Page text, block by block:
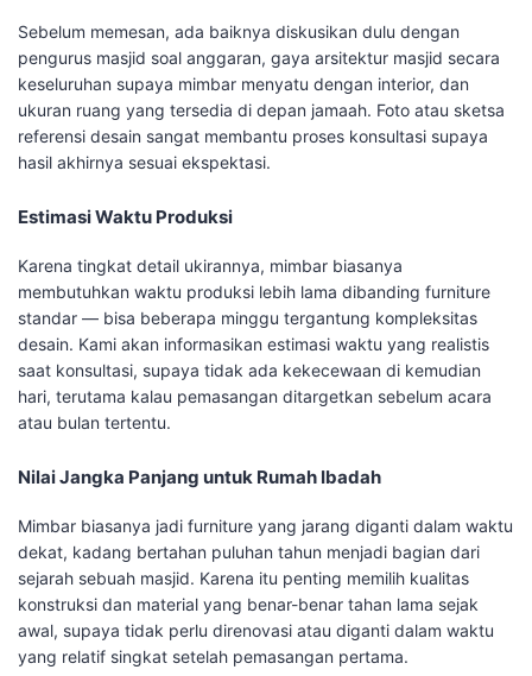
Sebelum memesan, ada baiknya diskusikan dulu dengan
pengurus masjid soal anggaran, gaya arsitektur masjid secara
keseluruhan supaya mimbar menyatu dengan interior, dan
ukuran ruang yang tersedia di depan jamaah. Foto atau sketsa
referensi desain sangat membantu proses konsultasi supaya
hasil akhirnya sesuai ekspektasi.
Estimasi Waktu Produksi
Karena tingkat detail ukirannya, mimbar biasanya
membutuhkan waktu produksi lebih lama dibanding furniture
standar — bisa beberapa minggu tergantung kompleksitas
desain. Kami akan informasikan estimasi waktu yang realistis
saat konsultasi, supaya tidak ada kekecewaan di kemudian
hari, terutama kalau pemasangan ditargetkan sebelum acara
atau bulan tertentu.
Nilai Jangka Panjang untuk Rumah Ibadah
Mimbar biasanya jadi furniture yang jarang diganti dalam waktu
dekat, kadang bertahan puluhan tahun menjadi bagian dari
sejarah sebuah masjid. Karena itu penting memilih kualitas
konstruksi dan material yang benar-benar tahan lama sejak
awal, supaya tidak perlu direnovasi atau diganti dalam waktu
yang relatif singkat setelah pemasangan pertama.